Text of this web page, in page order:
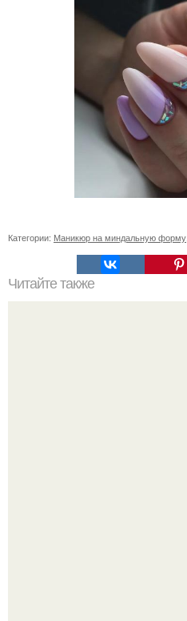
Категории: Маникюр на миндальную форму
Читайте также